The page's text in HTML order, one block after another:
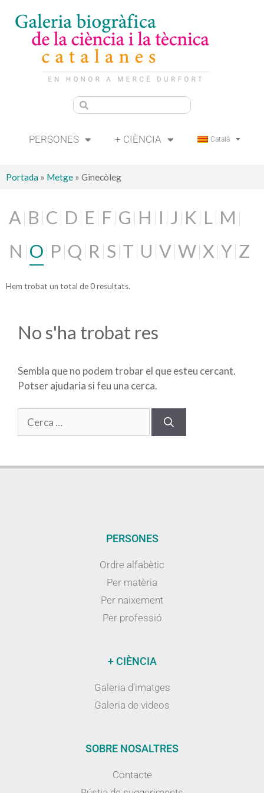
PERSONES + CIÈNCIA Català
Portada » Metge » Ginecòleg
A B C D E F G H I J K L M
N O P Q R S T U V W X Y Z
Hem trobat un total de 0 resultats.
No s'ha trobat res
Sembla que no podem trobar el que esteu cercant.
Potser ajudaria si feu una cerca.
PERSONES
Ordre alfabètic
Per matèria
Per naixement
Per professió
+ CIÈNCIA
Galeria d’imatges
Galeria de videos
SOBRE NOSALTRES
Contacte